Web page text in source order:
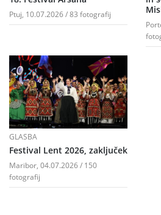
Ptuj, 10.07.2026 / 83 fotografij
GLASBA
Festival Lent 2026, zaključek
Maribor, 04.07.2026 / 150
fotografij